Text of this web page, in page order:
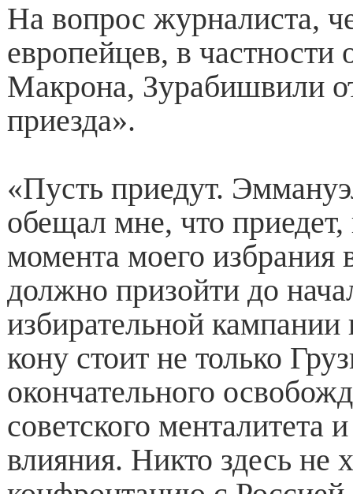
На вопрос журналиста,
европейцев, в частности
Макрона, Зурабишвили
приезда».
«Пусть приедут.
обещал мне, что приедет,
момента моего избрания
должно призойти до
избирательной кампании
кону стоит не только
окончательного
советского менталитета
влияния. Никто здесь не